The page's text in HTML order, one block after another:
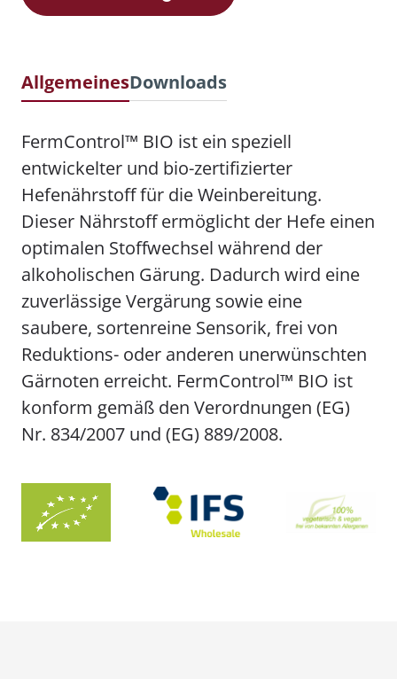
AllgemeinesDownloads
FermControl™ BIO ist ein speziell
entwickelter und bio-zertifizierter
Hefenährstoff für die Weinbereitung.
Dieser Nährstoff ermöglicht der Hefe einen
optimalen Stoffwechsel während der
alkoholischen Gärung. Dadurch wird eine
zuverlässige Vergärung sowie eine
saubere, sortenreine Sensorik, frei von
Reduktions- oder anderen unerwünschten
Gärnoten erreicht. FermControl™ BIO ist
konform gemäß den Verordnungen (EG)
Nr. 834/2007 und (EG) 889/2008.